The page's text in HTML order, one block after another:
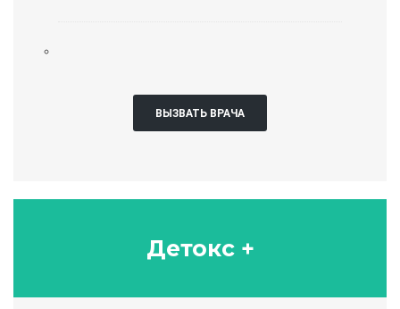
ВЫЗВАТЬ ВРАЧА
Детокс +